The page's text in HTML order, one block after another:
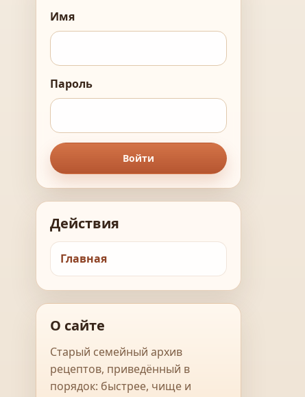
Имя
Пароль
Войти
Действия
Главная
О сайте
Старый семейный архив
рецептов, приведённый в
порядок: быстрее, чище и